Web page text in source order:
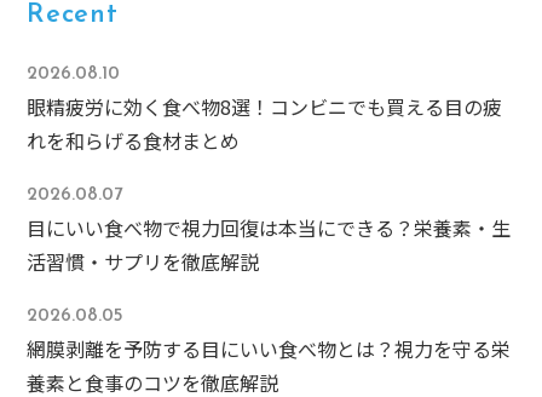
Recent
2026.08.10
眼精疲労に効く食べ物8選！コンビニでも買える目の疲
れを和らげる食材まとめ
2026.08.07
目にいい食べ物で視力回復は本当にできる？栄養素・生
活習慣・サプリを徹底解説
2026.08.05
網膜剥離を予防する目にいい食べ物とは？視力を守る栄
養素と食事のコツを徹底解説